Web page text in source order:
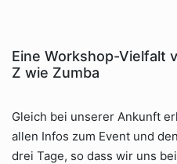
Eine Workshop-Vielfalt
Z wie Zumba
Gleich bei unserer Ankunft
allen Infos zum Event und
drei Tage, so dass wir uns